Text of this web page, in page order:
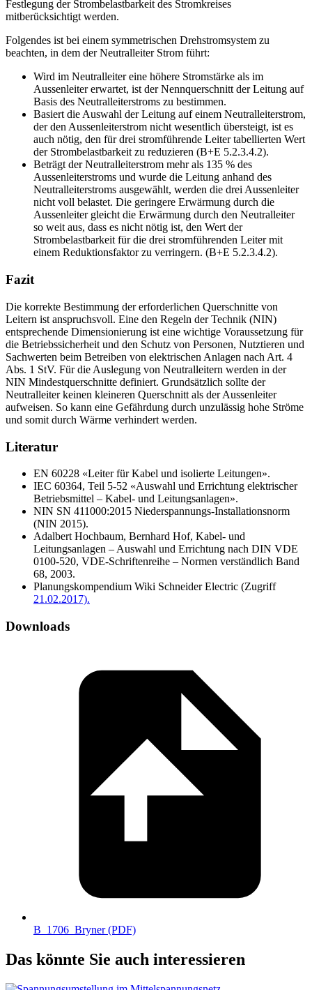
Festlegung der Strombelastbarkeit des Stromkreises
mitberücksichtigt werden.
Folgendes ist bei einem symmetrischen Drehstromsystem zu
beachten, in dem der Neutralleiter Strom führt:
Wird im Neutralleiter eine höhere Stromstärke als im
Aussenleiter erwartet, ist der Nennquerschnitt der Leitung auf
Basis des Neutralleiterstroms zu bestimmen.
Basiert die Auswahl der Leitung auf einem Neutralleiterstrom,
der den Aussenleiterstrom nicht wesentlich übersteigt, ist es
auch nötig, den für drei stromführende Leiter tabellierten Wert
der Strombelastbarkeit zu reduzieren (B+E 5.2.3.4.2).
Beträgt der Neutralleiterstrom mehr als 135 % des
Aussenleiterstroms und wurde die Leitung anhand des
Neutralleiterstroms ausgewählt, werden die drei Aussenleiter
nicht voll belastet. Die geringere Erwärmung durch die
Aussenleiter gleicht die Erwärmung durch den Neutralleiter
so weit aus, dass es nicht nötig ist, den Wert der
Strombelastbarkeit für die drei stromführenden Leiter mit
einem Reduktionsfaktor zu verringern. (B+E 5.2.3.4.2).
Fazit
Die korrekte Bestimmung der erforderlichen Querschnitte von
Leitern ist anspruchsvoll. Eine den Regeln der Technik (NIN)
entsprechende Dimensionierung ist eine wichtige Voraussetzung für
die Betriebssicherheit und den Schutz von Personen, Nutztieren und
Sachwerten beim Betreiben von elektrischen Anlagen nach Art. 4
Abs. 1 StV. Für die Auslegung von Neutralleitern werden in der
NIN Mindestquerschnitte definiert. Grundsätzlich sollte der
Neutralleiter keinen kleineren Querschnitt als der Aussenleiter
aufweisen. So kann eine Gefährdung durch unzulässig hohe Ströme
und somit durch Wärme verhindert werden.
Literatur
EN 60228 «Leiter für Kabel und isolierte Leitungen».
IEC 60364, Teil 5-52 «Auswahl und Errichtung elektrischer
Betriebsmittel – Kabel- und Leitungsanlagen».
NIN SN 411000:2015 Niederspannungs-Installationsnorm
(NIN 2015).
Adalbert Hochbaum, Bernhard Hof, Kabel- und
Leitungsanlagen – Auswahl und Errichtung nach DIN VDE
0100-520, VDE-Schriftenreihe – Normen verständlich Band
68, 2003.
Planungskompendium Wiki Schneider Electric (Zugriff
21.02.2017).
Downloads
B_1706_Bryner(PDF)
Das könnte Sie auch interessieren